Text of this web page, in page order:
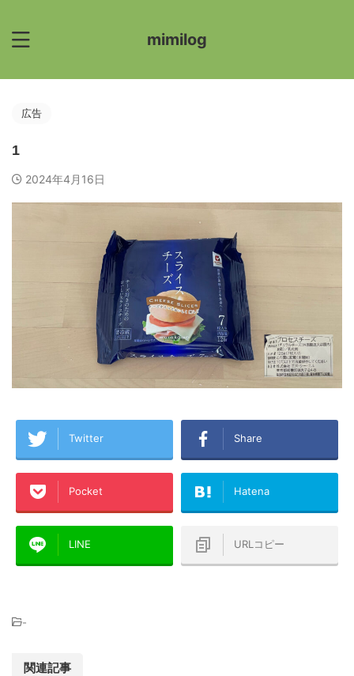
mimilog
広告
1
2024年4月16日
Twitter Share
Pocket Hatena
LINE URLコピー
-
関連記事